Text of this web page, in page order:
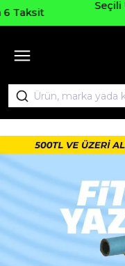
Seçili Ürünlerde